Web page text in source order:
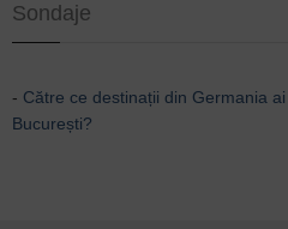
Sondaje
- Către ce destinații din Germania
București?